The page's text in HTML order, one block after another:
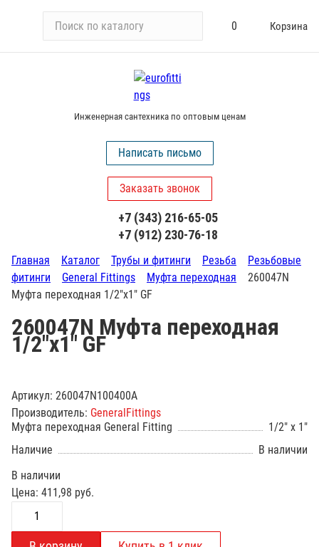
и
у
0 Корзина
Инженерная сантехника по оптовым ценам
Написать письмо
Заказать звонок
+7 (343) 216-65-05
+7 (912) 230-76-18
Главная Каталог Трубы и фитинги Резьба
Резьбовые
фитинги
General Fittings Муфта переходная
260047N
Муфта переходная 1/2"х1" GF
260047N Муфта переходная
1/2"х1" GF
Артикул: 260047N100400A
Производитель: GeneralFittings
Муфта переходная General Fitting
1/2" x 1"
Наличие
В наличии
В наличии
Цена: 411,98 руб.